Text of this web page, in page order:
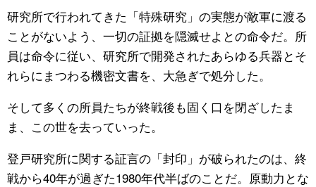
研究所で行われてきた「特殊研究」の実態が敵軍に渡る
ことがないよう、一切の証拠を隠滅せよとの命令だ。所
員は命令に従い、研究所で開発されたあらゆる兵器とそ
れらにまつわる機密文書を、大急ぎで処分した。
そして多くの所員たちが終戦後も固く口を閉ざしたま
ま、この世を去っていった。
登戸研究所に関する証言の「封印」が破られたのは、終
戦から40年が過ぎた1980年代半ばのことだ。原動力とな